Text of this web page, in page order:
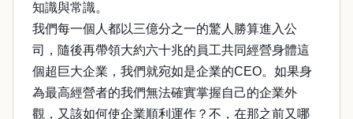
知識與常識。
我們每一個人都以三億分之一的驚人勝算進入公
司，隨後再帶領大約六十兆的員工共同經營身體這
個超巨大企業，我們就宛如是企業的CEO。如果身
為最高經營者的我們無法確實掌握自己的企業外
觀，又該如何使企業順利運作？不，在那之前又哪